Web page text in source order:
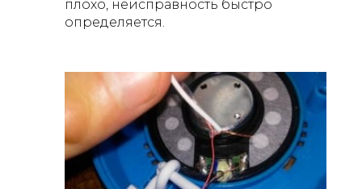
плохо, неисправность быстро
определяется.